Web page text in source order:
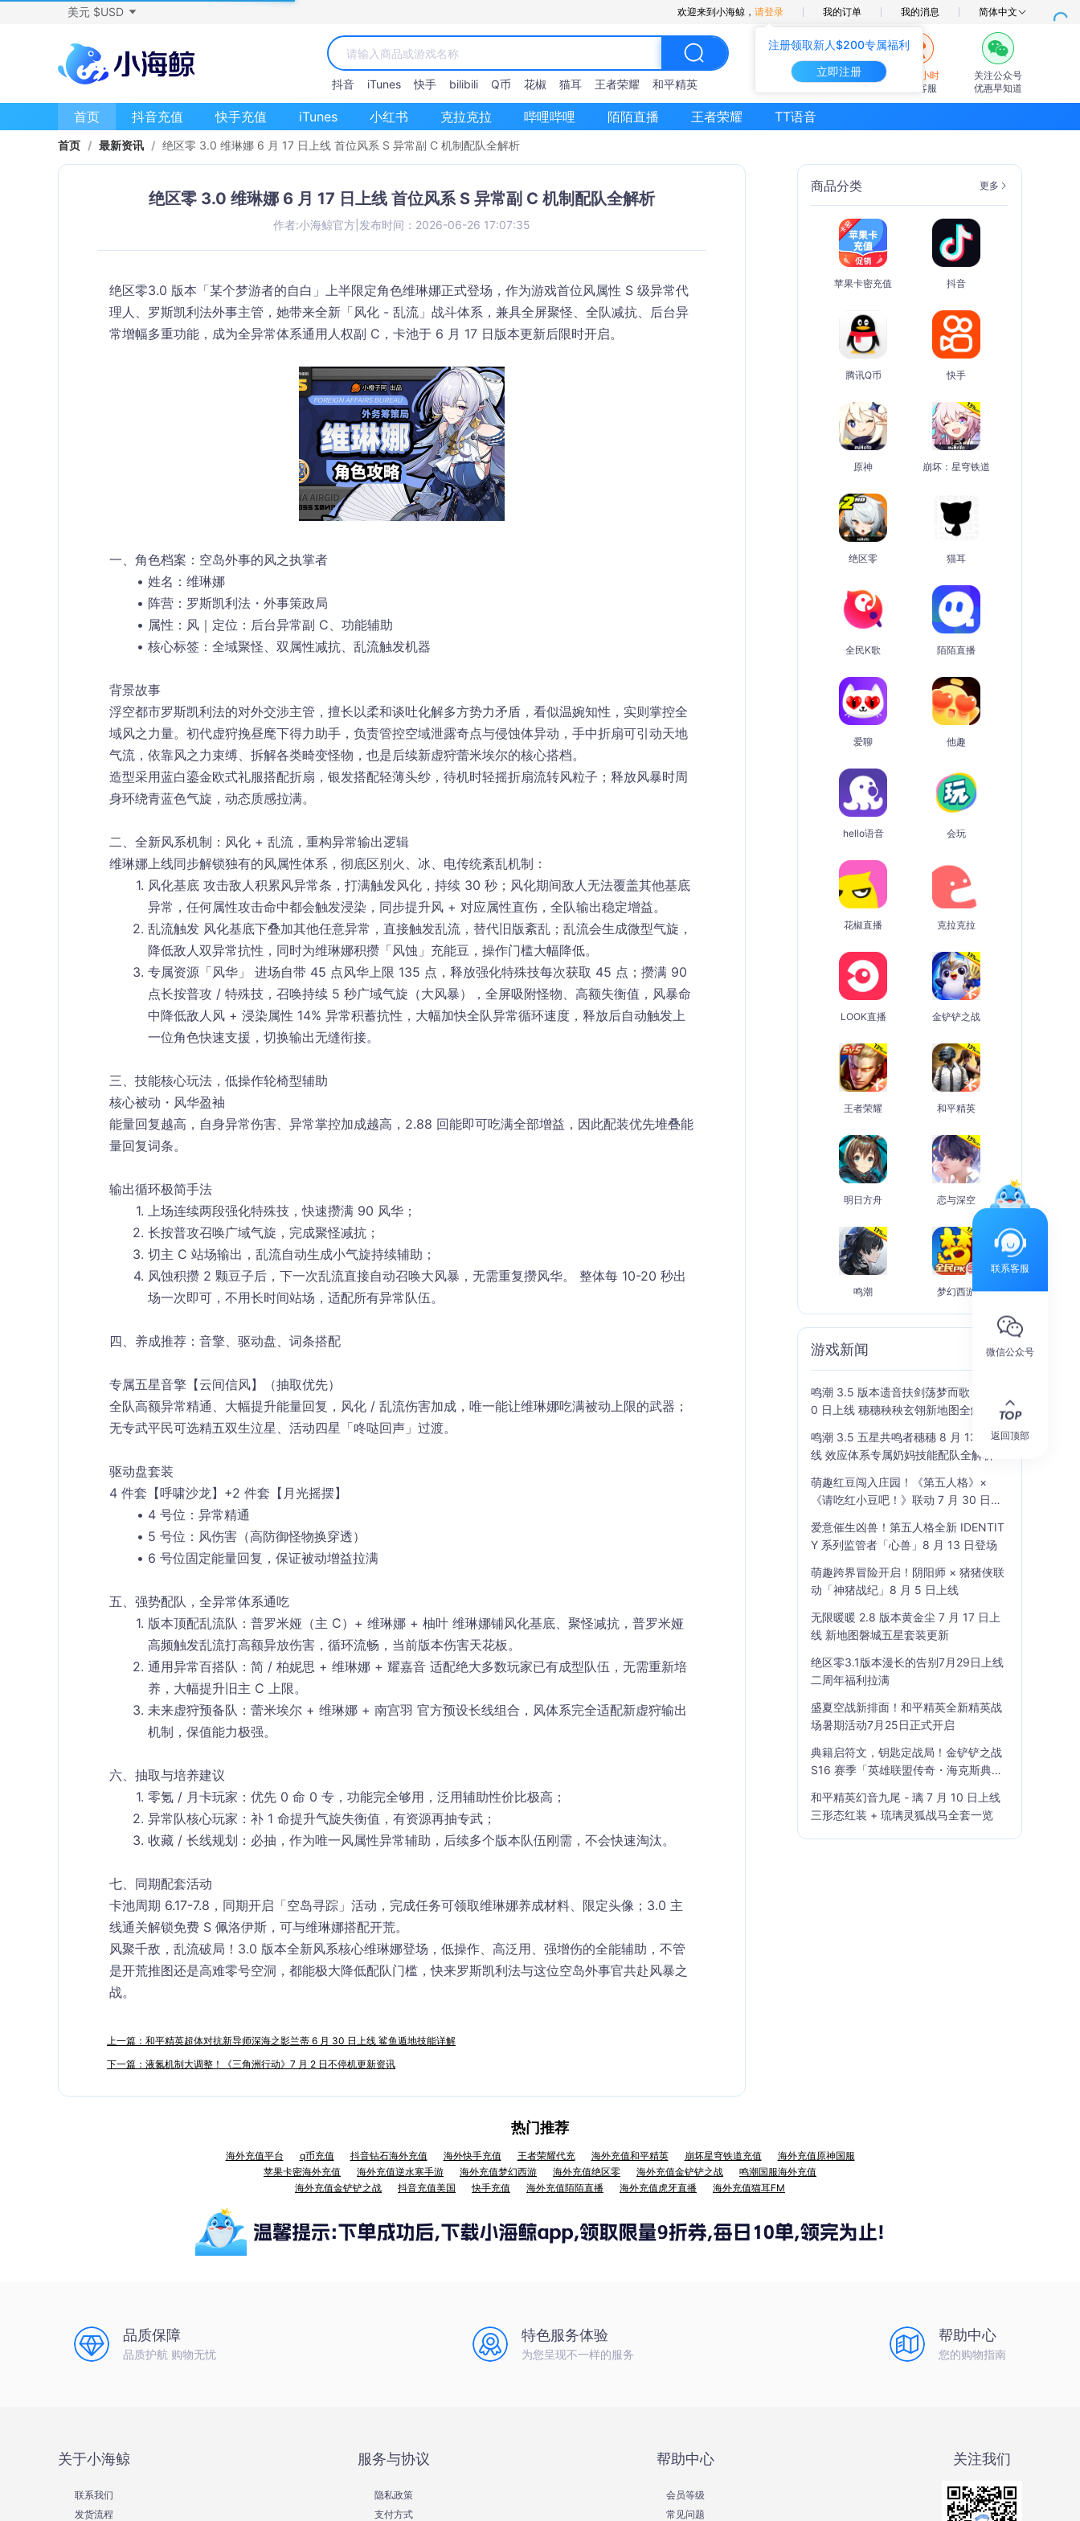
注册领取新人$200专属福利
立即注册
美元 $USD 欢迎来到小海鲸， 请登录 我的订单 我的消息 简体中文
抖音 iTunes 快手 bilibili Q币 花椒 猫耳 王者荣耀 和平精英
7×24小时
在线客服
关注公众号
优惠早知道
首页 抖音充值 快手充值 iTunes 小红书 克拉克拉 哔哩哔哩 陌陌直播 王者荣耀 TT语音
首页 / 最新资讯 / 绝区零 3.0 维琳娜 6 月 17 日上线 首位风系 S 异常副 C 机制配队全解析
绝区零 3.0 维琳娜 6 月 17 日上线 首位风系 S 异常副 C 机制配队全解析
作者:小海鲸官方 发布时间：2026-06-26 17:07:35
绝区零3.0 版本「某个梦游者的自白」上半限定角色维琳娜正式登场，作为游戏首位风属性 S 级异常代
理人 、罗斯凯利法外事主管，她带来全新「风化 - 乱流」战斗体系，兼具全屏聚怪、全队减抗、后台异
常增幅多重功能，成为全异常体系通用人权副 C，卡池于 6 月 17 日版本更新后限时开启。
一、角色档案：空岛外事的风之执掌者
姓名：维琳娜
阵营：罗斯凯利法・外事策政局
属性：风｜定位：后台异常副 C、功能辅助
核心标签：全域聚怪、双属性减抗、乱流触发机器
背景故事
浮空都市罗斯凯利法的对外交涉主管，擅长以柔和谈吐化解多方势力矛盾，看似温婉知性，实则掌控全
域风之力量。初代虚狩挽昼麾下得力助手，负责管控空域泄露奇点与侵蚀体异动，手中折扇可引动天地
气流，依靠风之力束缚、拆解各类畸变怪物，也是后续新虚狩蕾米埃尔的核心搭档。
造型采用蓝白鎏金欧式礼服搭配折扇，银发搭配轻薄头纱，待机时轻摇折扇流转风粒子；释放风暴时周
身环绕青蓝色气旋，动态质感拉满。
二、全新风系机制：风化 + 乱流，重构异常输出逻辑
维琳娜上线同步解锁独有的风属性体系，彻底区别火、冰、电传统紊乱机制：
风化基底 攻击敌人积累风异常条，打满触发风化，持续 30 秒；风化期间敌人无法覆盖其他基底
异常，任何属性攻击命中都会触发浸染 ，同步提升风 + 对应属性直伤，全队输出稳定增益。
乱流触发 风化基底下叠加其他任意异常，直接触发乱流，替代旧版紊乱；乱流会生成微型气旋，
降低敌人双异常抗性，同时为维琳娜积攒「风蚀」充能豆，操作门槛大幅降低。
专属资源「风华」
进场自带 45 点风华上限 135 点，释放强化特殊技每次获取 45 点；攒满 90
点长按普攻 / 特殊技，召唤持续 5 秒广域气旋（大风暴）
，全屏吸附怪物、高额失衡值，风暴命
中降低敌人 风 + 浸染属性 14% 异常积蓄抗性 ，大幅加快全队异常循环速度，释放后自动触发上
一位角色快速支援，切换输出无缝衔接。
三、技能核心玩法，低操作轮椅型辅助
核心被动・风华盈袖
能量回复越高，自身异常伤害、异常掌控加成越高， 2.88 回能即可吃满全部增益 ，因此配装优先堆叠能
量回复词条。
输出循环极简手法
上场连续两段强化特殊技，快速攒满 90 风华；
长按普攻召唤广域气旋，完成聚怪减抗；
切主 C 站场输出，乱流自动生成小气旋持续辅助；
风蚀积攒 2 颗豆子后，下一次乱流直接自动召唤大风暴，无需重复攒风华。 整体每 10-20 秒出
场一次即可，不用长时间站场，适配所有异常队伍。
四、养成推荐：音擎、驱动盘、词条搭配
专属五星音擎【云间信风】（抽取优先）
全队高额异常精通、大幅提升能量回复，风化 / 乱流伤害加成，唯一能让维琳娜吃满被动上限的武器；
无专武平民可选精五双生泣星 、活动四星「咚哒回声」过渡。
驱动盘套装
4 件套【呼啸沙龙】+2 件套【月光摇摆】
4 号位：异常精通
5 号位：风伤害（高防御怪物换穿透）
6 号位固定能量回复 ，保证被动增益拉满
五、强势配队，全异常体系通吃
版本顶配乱流队 ：普罗米娅（主 C）+ 维琳娜 + 柚叶 维琳娜铺风化基底、聚怪减抗，普罗米娅
高频触发乱流打高额异放伤害，循环流畅，当前版本伤害天花板。
通用异常百搭队 ：简 / 柏妮思 + 维琳娜 + 耀嘉音 适配绝大多数玩家已有成型队伍，无需重新培
养，大幅提升旧主 C 上限。
未来虚狩预备队 ：蕾米埃尔 + 维琳娜 + 南宫羽 官方预设长线组合，风体系完全适配新虚狩输出
机制，保值能力极强。
六、抽取与培养建议
零氪 / 月卡玩家：优先 0 命 0 专，功能完全够用，泛用辅助性价比极高；
异常队核心玩家：补 1 命提升气旋失衡值，有资源再抽专武；
收藏 / 长线规划：必抽，作为唯一风属性异常辅助，后续多个版本队伍刚需，不会快速淘汰。
七、同期配套活动
卡池周期 6.17-7.8，同期开启「空岛寻踪」活动，完成任务可领取维琳娜养成材料、限定头像；3.0 主
线通关解锁免费 S 佩洛伊斯，可与维琳娜搭配开荒。
风聚千敌，乱流破局！3.0 版本全新风系核心维琳娜登场，低操作、高泛用、强增伤的全能辅助，不管
是开荒推图还是高难零号空洞，都能极大降低配队门槛，快来罗斯凯利法与这位空岛外事官共赴风暴之
战。
上一篇：和平精英超体对抗新导师深海之影兰蒂 6 月 30 日上线 鲨鱼遁地技能详解
下一篇：液氮机制大调整！《三角洲行动》7 月 2 日不停机更新资讯
商品分类 更多
苹果卡密充值 抖音
腾讯Q币 快手
原神 崩坏：星穹铁道
绝区零 猫耳
全民K歌 陌陌直播
爱聊 他趣
hello语音 会玩
花椒直播 克拉克拉
LOOK直播 金铲铲之战
王者荣耀 和平精英
明日方舟 恋与深空
鸣潮 梦幻西游
游戏新闻 更多
鸣潮 3.5 版本遗音扶剑荡梦而歌 7 月 1
0 日上线 穗穗秧秧玄翎新地图全解析
鸣潮 3.5 五星共鸣者穗穗 8 月 13 日上
线 效应体系专属奶妈技能配队全解析
萌趣红豆闯入庄园！《第五人格》×
《请吃红小豆吧！》联动 7 月 30 日开
爱意催生凶兽！第五人格全新 IDENTIT
Y 系列监管者「心兽」8 月 13 日登场
萌趣跨界冒险开启！阴阳师 × 猪猪侠联
动「神猪战纪」8 月 5 日上线
无限暖暖 2.8 版本黄金尘 7 月 17 日上
线 新地图磐城五星套装更新
绝区零3.1版本漫长的告别7月29日上线
二周年福利拉满
盛夏空战新排面！和平精英全新精英战
场暑期活动7月25日正式开启
典籍启符文，钥匙定战局！金铲铲之战
S16 赛季「英雄联盟传奇・海克斯典
和平精英幻音九尾 - 璃 7 月 10 日上线
三形态红装 + 琉璃灵狐战马全套一览
热门推荐
海外充值平台 q币充值 抖音钻石海外充值 海外快手充值 王者荣耀代充 海外充值和平精英 崩坏星穹铁道充值
海外充值原神国服
苹果卡密海外充值
海外充值逆水寒手游 海外充值梦幻西游 海外充值绝区零 海外充值金铲铲之战
鸣潮国服海外充值
海外充值金铲铲之战
抖音充值美国 快手充值 海外充值陌陌直播 海外充值虎牙直播 海外充值猫耳FM
品质保障
品质护航 购物无忧
特色服务体验
为您呈现不一样的服务
帮助中心
您的购物指南
关于小海鲸
联系我们
发货流程
服务与协议
隐私政策
支付方式
帮助中心
会员等级
常见问题
关注我们
联系客服
微信公众号
返回顶部